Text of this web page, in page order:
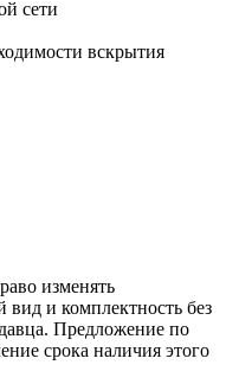
сети
вскрытия
изменять
вид и комплектность без
Предложение по
срока наличия этого